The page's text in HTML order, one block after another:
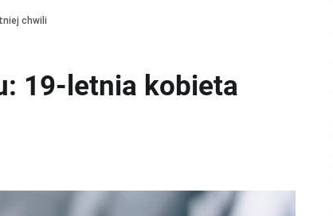
19-letnia kobieta